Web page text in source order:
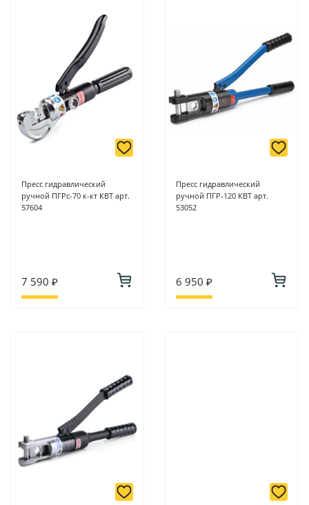
Пресс гидравлический
ручной ПГРс-70 к-кт КВТ арт.
57604
7 590 ₽
Пресс гидравлический
ручной ПГР-120 КВТ арт.
53052
6 950 ₽